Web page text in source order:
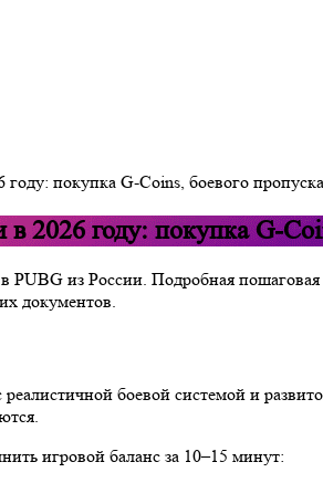
покупка G-Coins, боевого
2026 году: покупка G-
PUBG из России. Подробная
документов.
боевой системой и
игровой баланс за 10–15 минут: